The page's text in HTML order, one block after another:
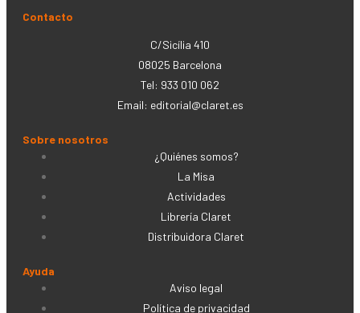
Contacto
C/Sicília 410
08025 Barcelona
Tel: 933 010 062
Email: editorial@claret.es
Sobre nosotros
¿Quiénes somos?
La Misa
Actividades
Librería Claret
Distribuidora Claret
Ayuda
Aviso legal
Política de privacidad